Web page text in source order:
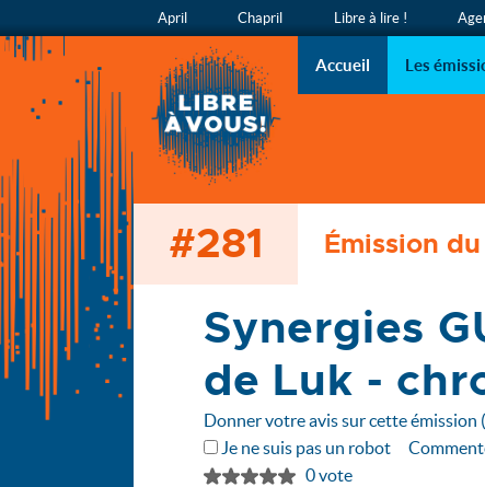
Libre à
Accueil Les
Accueil
Les émissions
#281 Émission
Synergies
de Luk -
Donner votre avis sur cette émission
Je ne suis pas un robot
0 vote
April Chapril Libre à lire !